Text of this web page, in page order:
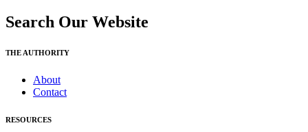
Search Our Website
THE AUTHORITY
About
Contact
RESOURCES